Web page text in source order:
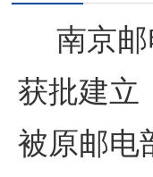
南京
获批建立
被原邮电